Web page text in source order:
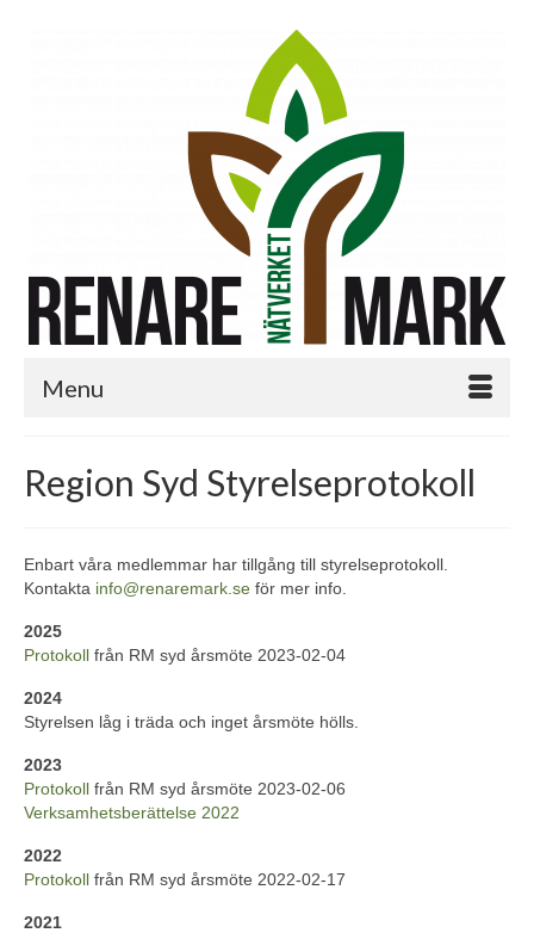
Menu
Region Syd Styrelseprotokoll
Enbart våra medlemmar har tillgång till styrelseprotokoll.
Kontakta info@renaremark.se för mer info.
2025
Protokoll från RM syd årsmöte 2023-02-04
2024
Styrelsen låg i träda och inget årsmöte hölls.
2023
Protokoll från RM syd årsmöte 2023-02-06
Verksamhetsberättelse 2022
2022
Protokoll från RM syd årsmöte 2022-02-17
2021